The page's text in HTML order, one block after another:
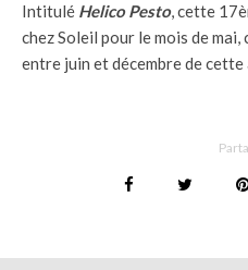
Intitulé Helico Pesto, cette
chez Soleil pour le mois de
entre juin et décembre de cette